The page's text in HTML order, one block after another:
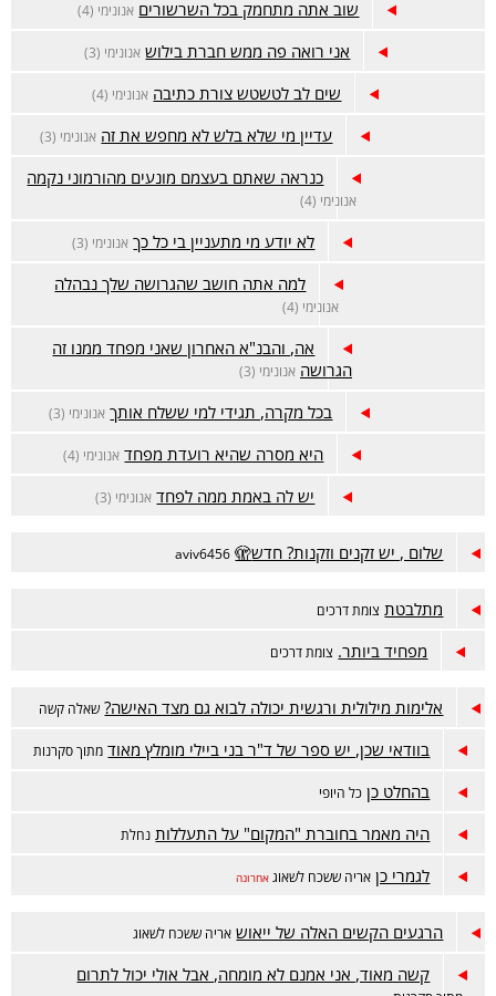
שוב אתה מתחמק בכל השרשורים אנונימי (4)
אני רואה פה ממש חברת בילוש אנונימי (3)
שים לב לטשטש צורת כתיבה אנונימי (4)
עדיין מי שלא בלש לא מחפש את זה אנונימי (3)
כנראה שאתם בעצמם מונעים מהורמוני נקמה
אנונימי (4)
לא יודע מי מתעניין בי כל כך אנונימי (3)
למה אתה חושב שהגרושה שלך נבהלה
אנונימי (4)
אה, והבנ"א האחרון שאני מפחד ממנו זה
הגרושה אנונימי (3)
בכל מקרה, תגידי למי ששלח אותך אנונימי (3)
היא מסרה שהיא רועדת מפחד אנונימי (4)
יש לה באמת ממה לפחד אנונימי (3)
שלום , יש זקנים וזקנות? חדש🫣 aviv6456
מתלבטת צומת דרכים
מפחיד ביותר. צומת דרכים
אלימות מילולית ורגשית יכולה לבוא גם מצד האישה? שאלה קשה
בוודאי שכן, יש ספר של ד"ר בני ביילי מומלץ מאוד מתוך סקרנות
בהחלט כן כל היופי
היה מאמר בחוברת "המקום" על התעללות נחלת
לגמרי כן אריה ששכח לשאוג אחרונה
הרגעים הקשים האלה של ייאוש אריה ששכח לשאוג
קשה מאוד, אני אמנם לא מומחה, אבל אולי יכול לתרום